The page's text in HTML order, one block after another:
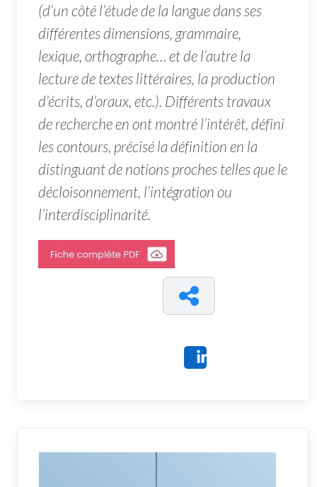
(d’un côté l’étude de la langue dans ses
différentes dimensions, grammaire,
lexique, orthographe… et de l’autre la
lecture de textes littéraires, la production
d’écrits, d’oraux, etc.). Différents travaux
de recherche en ont montré l’intérêt, défini
les contours, précisé la définition en la
distinguant de notions proches telles que le
décloisonnement, l’intégration ou
l’interdisciplinarité.